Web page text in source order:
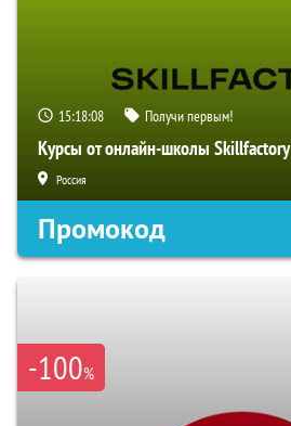
15:18:07 Получи первым!
Курсы от онлайн-школы Skillfactory
Россия
Промокод
-100%